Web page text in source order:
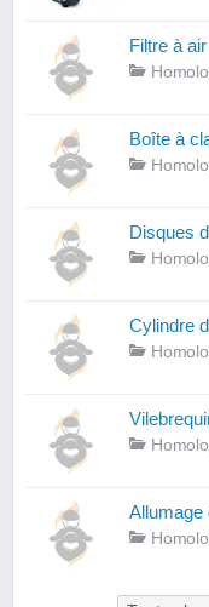
Filtre à
Boîte à
Disques
Cylindre
Allumage